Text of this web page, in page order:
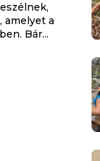
amelyet a
Bár...